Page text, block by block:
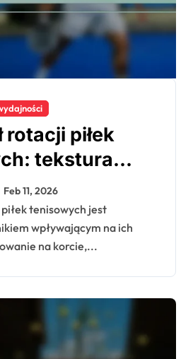
rotacji piłek
tekstura
technika
Feb 11, 2026
wpływającym na ich
na korcie,...